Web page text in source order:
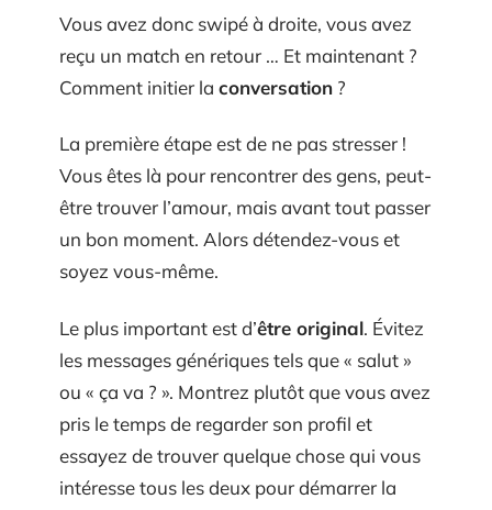
Vous avez donc swipé à droite, vous avez
reçu un match en retour … Et maintenant ?
Comment initier la conversation ?
La première étape est de ne pas stresser !
Vous êtes là pour rencontrer des gens, peut-
être trouver l’amour, mais avant tout passer
un bon moment. Alors détendez-vous et
soyez vous-même.
Le plus important est d’être original. Évitez
les messages génériques tels que « salut »
ou « ça va ? ». Montrez plutôt que vous avez
pris le temps de regarder son profil et
essayez de trouver quelque chose qui vous
intéresse tous les deux pour démarrer la